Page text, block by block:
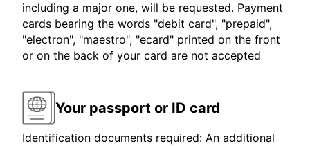
including a major one, will be requested. Payment
cards bearing the words "debit card", "prepaid",
"electron", "maestro", "ecard" printed on the front
or on the back of your card are not accepted
Your passport or ID card
Identification documents required: An additional